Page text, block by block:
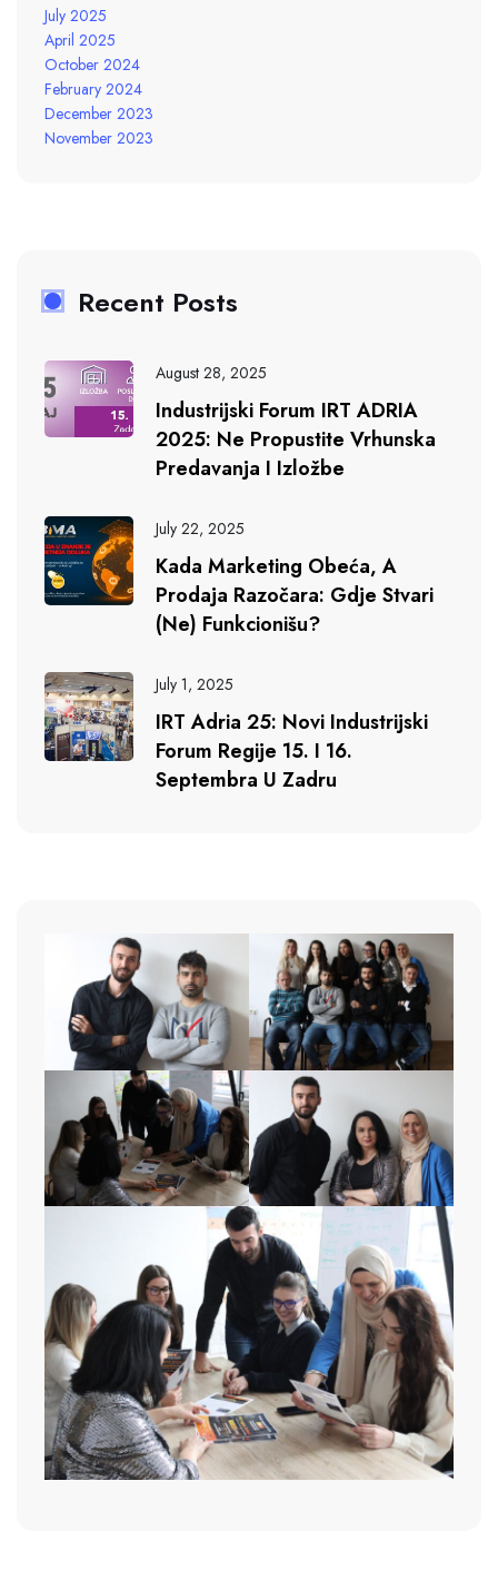
July 2025
April 2025
October 2024
February 2024
December 2023
November 2023
Recent Posts
August 28, 2025
Industrijski Forum IRT ADRIA
2025: Ne Propustite Vrhunska
Predavanja I Izložbe
July 22, 2025
Kada Marketing Obeća, A
Prodaja Razočara: Gdje Stvari
(ne) Funkcionišu?
July 1, 2025
IRT Adria 25: Novi Industrijski
Forum Regije 15. I 16.
Septembra U Zadru